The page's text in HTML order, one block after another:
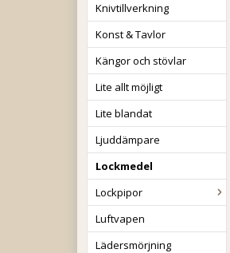
Knivtillverkning
Konst & Tavlor
Kängor och stövlar
Lite allt möjligt
Lite blandat
Ljuddämpare
Lockmedel
Lockpipor
Luftvapen
Lädersmörjning